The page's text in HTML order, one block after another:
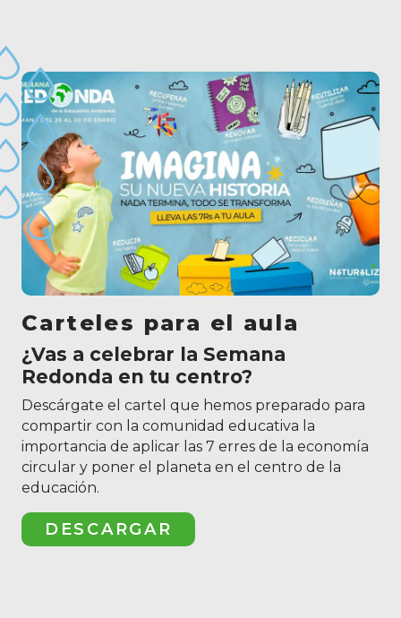
Carteles para el aula
¿Vas a celebrar la Semana
Redonda en tu centro?
Descárgate el cartel que hemos preparado para
compartir con la comunidad educativa la
importancia de aplicar las 7 erres de la economía
circular y poner el planeta en el centro de la
educación.
DESCARGAR